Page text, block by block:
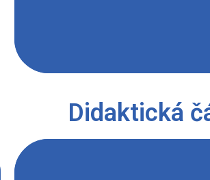
Didaktická